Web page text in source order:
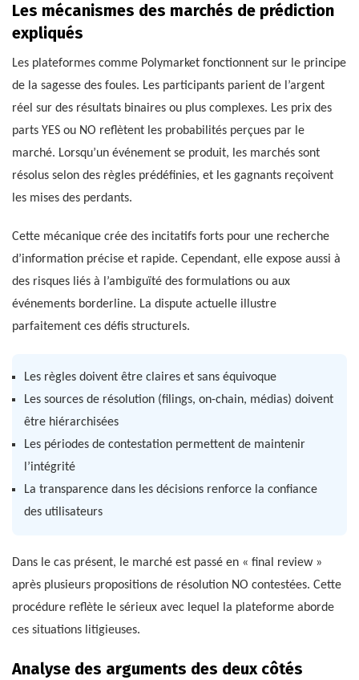
Les mécanismes des marchés de prédiction
expliqués
Les plateformes comme Polymarket fonctionnent sur le principe
de la sagesse des foules. Les participants parient de l’argent
réel sur des résultats binaires ou plus complexes. Les prix des
parts YES ou NO reflètent les probabilités perçues par le
marché. Lorsqu’un événement se produit, les marchés sont
résolus selon des règles prédéfinies, et les gagnants reçoivent
les mises des perdants.
Cette mécanique crée des incitatifs forts pour une recherche
d’information précise et rapide. Cependant, elle expose aussi à
des risques liés à l’ambiguïté des formulations ou aux
événements borderline. La dispute actuelle illustre
parfaitement ces défis structurels.
Les règles doivent être claires et sans équivoque
Les sources de résolution (filings, on-chain, médias) doivent
être hiérarchisées
Les périodes de contestation permettent de maintenir
l’intégrité
La transparence dans les décisions renforce la confiance
des utilisateurs
Dans le cas présent, le marché est passé en « final review »
après plusieurs propositions de résolution NO contestées. Cette
procédure reflète le sérieux avec lequel la plateforme aborde
ces situations litigieuses.
Analyse des arguments des deux côtés